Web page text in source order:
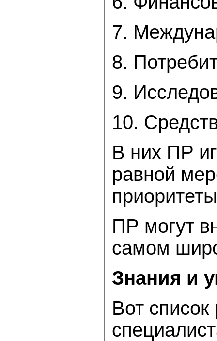
7.
8.
9.
10.
В них ПР
равной
ПР могут
самом
Знания и
Вот